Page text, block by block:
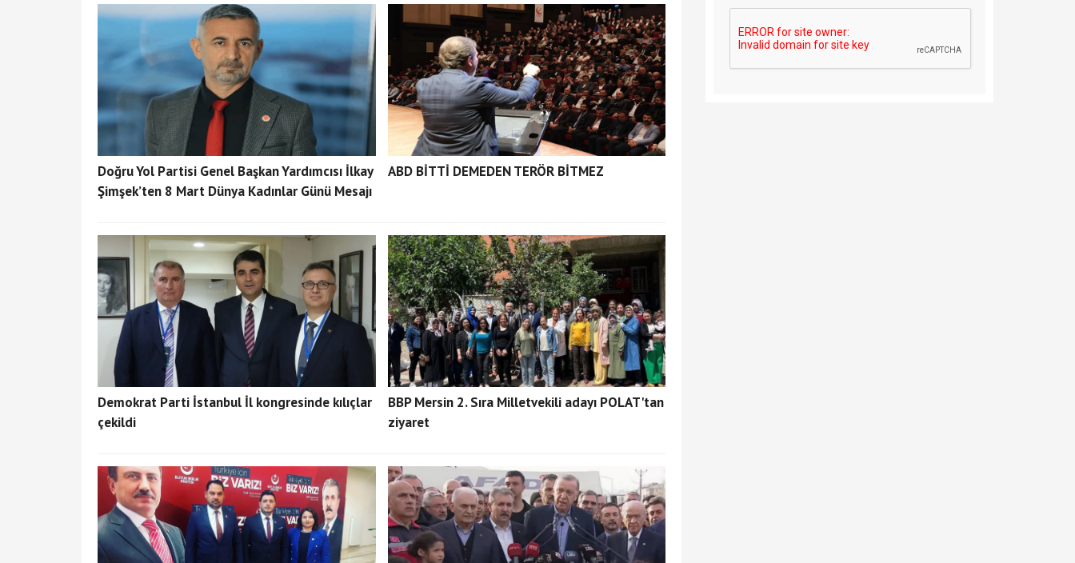
Doğru Yol Partisi Genel Başkan Yardımcısı İlkay
Şimşek’ten 8 Mart Dünya Kadınlar Günü Mesajı
ABD BİTTİ DEMEDEN TERÖR BİTMEZ
Demokrat Parti İstanbul İl kongresinde kılıçlar
çekildi
BBP Mersin 2. Sıra Milletvekili adayı POLAT'tan
ziyaret